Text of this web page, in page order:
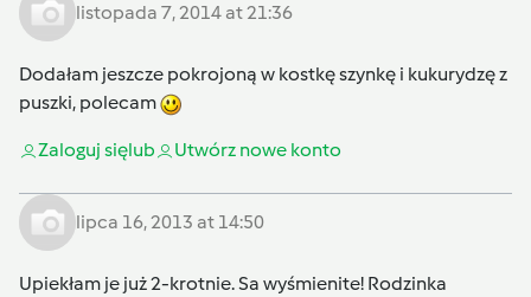
listopada 7, 2014 at 21:36
Dodałam jeszcze pokrojoną w kostkę szynkę i kukurydzę z
puszki, polecam
Zaloguj sięlub Utwórz nowe konto
lipca 16, 2013 at 14:50
Upiekłam je już 2-krotnie. Sa wyśmienite! Rodzinka